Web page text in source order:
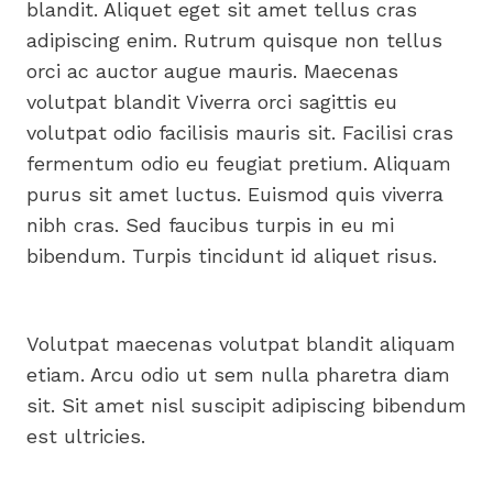
blandit. Aliquet eget sit amet tellus cras
adipiscing enim. Rutrum quisque non tellus
orci ac auctor augue mauris. Maecenas
volutpat blandit Viverra orci sagittis eu
volutpat odio facilisis mauris sit. Facilisi cras
fermentum odio eu feugiat pretium. Aliquam
purus sit amet luctus. Euismod quis viverra
nibh cras. Sed faucibus turpis in eu mi
bibendum. Turpis tincidunt id aliquet risus.
Volutpat maecenas volutpat blandit aliquam
etiam. Arcu odio ut sem nulla pharetra diam
sit. Sit amet nisl suscipit adipiscing bibendum
est ultricies.